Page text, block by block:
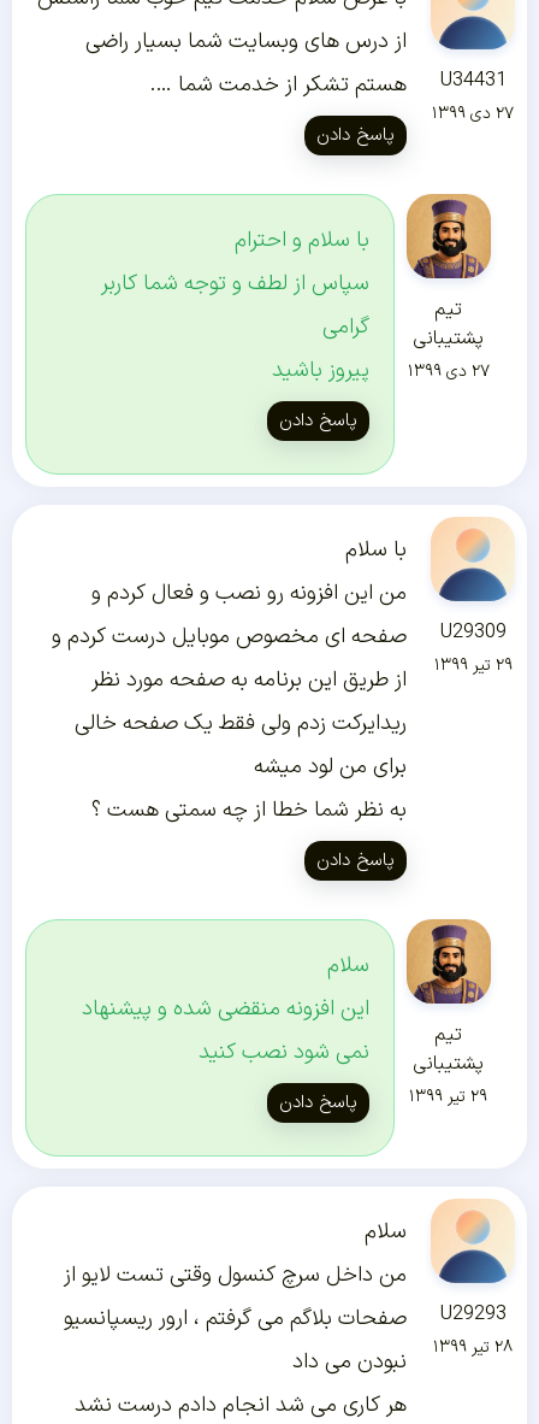
U34431
۲۷ دی ۱۳۹۹
از درس های وبسایت شما بسیار راضی
هستم تشکر از خدمت شما ….
پاسخ دادن
تیم
پشتیبانی
۲۷ دی ۱۳۹۹
با سلام و احترام
سپاس از لطف و توجه شما کاربر
گرامی
پیروز باشید
پاسخ دادن
U29309
۲۹ تیر ۱۳۹۹
با سلام
من این افزونه رو نصب و فعال کردم و
صفحه ای مخصوص موبایل درست کردم و
از طریق این برنامه به صفحه مورد نظر
ریدایرکت زدم ولی فقط یک صفحه خالی
برای من لود میشه
به نظر شما خطا از چه سمتی هست ؟
پاسخ دادن
تیم
پشتیبانی
۲۹ تیر ۱۳۹۹
سلام
این افزونه منقضی شده و پیشنهاد
نمی شود نصب کنید
پاسخ دادن
U29293
۲۸ تیر ۱۳۹۹
سلام
من داخل سرچ کنسول وقتی تست لایو از
صفحات بلاگم می گرفتم ، ارور ریسپانسیو
نبودن می داد
هر کاری می شد انجام دادم درست نشد